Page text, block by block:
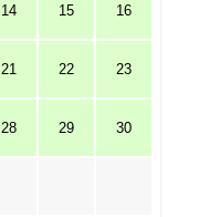
14 15 16
21 22 23
28 29 30